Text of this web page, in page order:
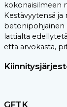
kokonaisilmeen
Kestävyytensä
betonipohjainen
lattialta
että arvokasta,
GFTK